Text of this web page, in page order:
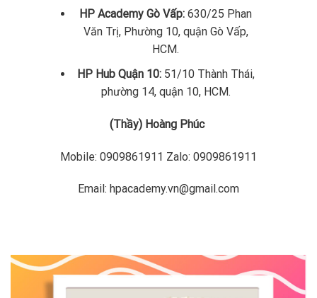
HP Academy Gò Vấp: 630/25 Phan
Văn Trị, Phường 10, quận Gò Vấp,
HCM.
HP Hub Quận 10:51/10 Thành Thái,
phường 14, quận 10, HCM.
(Thầy) Hoàng Phúc
Mobile: 0909861911 Zalo: 0909861911
Email: hpacademy.vn@gmail.com